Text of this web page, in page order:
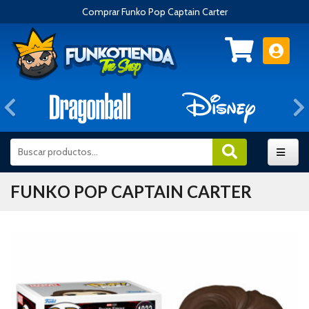
Comprar Funko Pop Captain Carter
Anterior
FUNKO POP CAPTAIN CARTER